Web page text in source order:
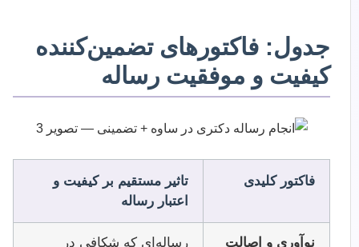
جدول: فاکتورهای تضمین‌کننده
کیفیت و موفقیت رساله
فاکتور کلیدی
تاثیر مستقیم بر کیفیت و
اعتبار رساله
نوآوری و اصالت
رساله‌ای که شکافی در